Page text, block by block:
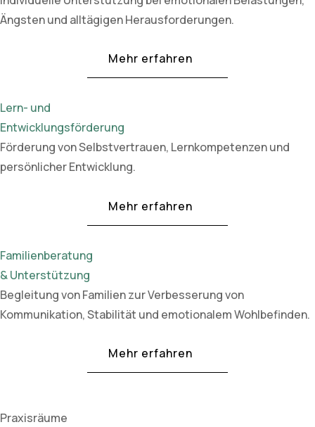
Ängsten und alltägigen Herausforderungen.
Mehr erfahren
Lern- und
Entwicklungsförderung
Förderung von Selbstvertrauen, Lernkompetenzen und
persönlicher Entwicklung.
Mehr erfahren
Familienberatung
& Unterstützung
Begleitung von Familien zur Verbesserung von
Kommunikation, Stabilität und emotionalem Wohlbefinden.
Mehr erfahren
Praxisräume